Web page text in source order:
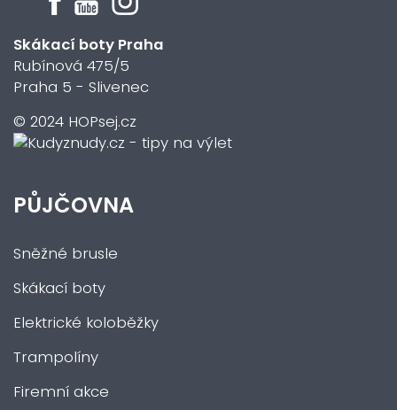
Skákací boty Praha
Rubínová 475/5
Praha 5 - Slivenec
© 2024 HOPsej.cz
PŮJČOVNA
Sněžné brusle
Skákací boty
Elektrické koloběžky
Trampolíny
Firemní akce